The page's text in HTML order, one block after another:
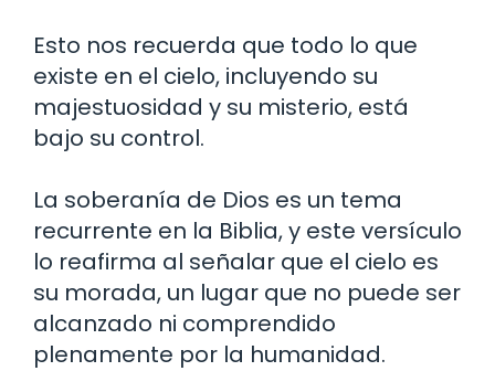
Esto nos recuerda que todo lo que
existe en el cielo, incluyendo su
majestuosidad y su misterio, está
bajo su control.
La soberanía de Dios es un tema
recurrente en la Biblia, y este versículo
lo reafirma al señalar que el cielo es
su morada, un lugar que no puede ser
alcanzado ni comprendido
plenamente por la humanidad.